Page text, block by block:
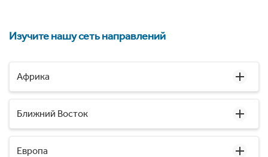
Изучите нашу сеть направлений
Африка
Ближний Восток
Европа